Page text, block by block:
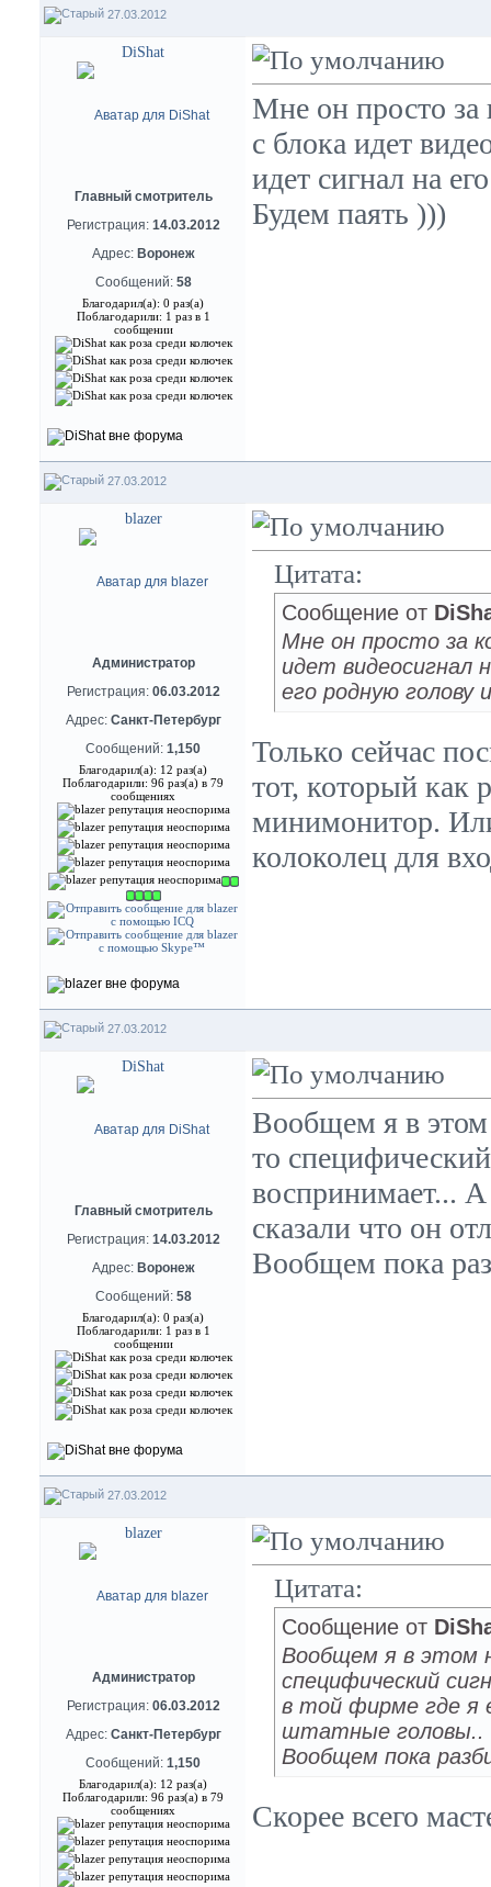
27.03.2012
DiShat
Главный смотритель
Регистрация: 14.03.2012
Адрес: Воронеж
Сообщений: 58
Благодарил(а): 0 раз(а)
Поблагодарили: 1 раз в 1
сообщении
Мне он просто за
с блока идет
идет сигнал на
Будем паять )))
27.03.2012
blazer
Администратор
Регистрация: 06.03.2012
Адрес: Санкт-Петербург
Сообщений: 1,150
Благодарил(а): 12 раз(а)
Поблагодарили: 96 раз(а) в 79
сообщениях
Цитата:
Сообщение от
Мне он просто за
идет видеосигнал
его родную
Только сейчас
тот, который как
минимонитор.
колоколец для
27.03.2012
DiShat
Главный смотритель
Регистрация: 14.03.2012
Адрес: Воронеж
Сообщений: 58
Благодарил(а): 0 раз(а)
Поблагодарили: 1 раз в 1
сообщении
Вообщем я в этом
то
воспринимает... А
сказали что он
Вообщем пока
27.03.2012
blazer
Администратор
Регистрация: 06.03.2012
Адрес: Санкт-Петербург
Сообщений: 1,150
Благодарил(а): 12 раз(а)
Поблагодарили: 96 раз(а) в 79
сообщениях
Цитата:
Сообщение от
Вообщем я в этом
специфический
в той фирме где я
штатные головы..
Вообщем пока
Скорее всего